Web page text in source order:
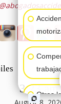
3:23 am
Otras